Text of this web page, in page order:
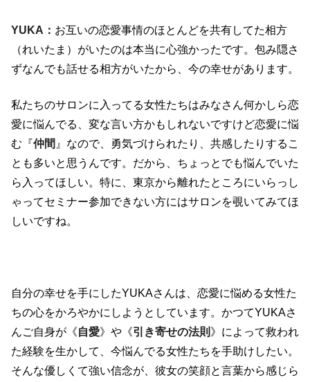
YUKA： お互いの恋愛事情のほとんどを共有してた相方
（れいたま）がいたのは本当に心強かったです。包み隠さ
ずなんでも話せる相方がいたから、今の幸せがあります。
私たちのサロンに入ってる女性たちはみなさん何かしら恋
愛に悩んでる、変な言い方かもしれないですけど恋愛に悩
む『仲間 』なので、勇気づけられたり、共感したりするこ
とも多いと思うんです。だから、ちょっとでも悩んでいた
ら入ってほしい。特に、東京から離れたところにいらっし
ゃってセミナー参加できない方にはサロンを覗いてみてほ
しいですね。
自分の幸せを手にしたYUKAさんは、恋愛に悩める女性た
ちの心をかろやかにしようとしています。かつてYUKAさ
んご自身が《自愛》や《引き寄せの法則 》によって救われ
た経験を生かして、今悩んでる女性たちを手助けしたい。
そんな優しくて強い信念が、彼女の笑顔と言葉から感じら